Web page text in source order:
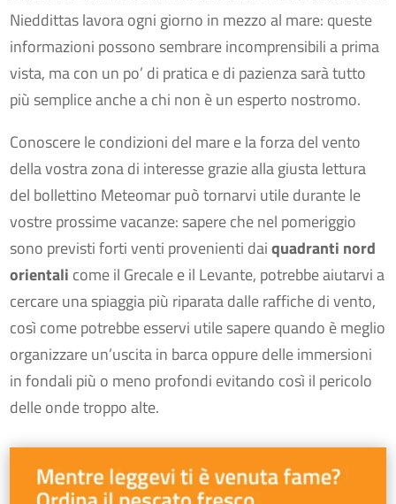
Nieddittas lavora ogni giorno in mezzo al mare: queste
informazioni possono sembrare incomprensibili a prima
vista, ma con un po’ di pratica e di pazienza sarà tutto
più semplice anche a chi non è un esperto nostromo.
Conoscere le condizioni del mare e la forza del vento
della vostra zona di interesse grazie alla giusta lettura
del bollettino Meteomar può tornarvi utile durante le
vostre prossime vacanze: sapere che nel pomeriggio
sono previsti forti venti provenienti daiquadranti nord
orientali come il Grecale e il Levante, potrebbe aiutarvi a
cercare una spiaggia più riparata dalle raffiche di vento,
così come potrebbe esservi utile sapere quando è meglio
organizzare un’uscita in barca oppure delle immersioni
in fondali più o meno profondi evitando così il pericolo
delle onde troppo alte.